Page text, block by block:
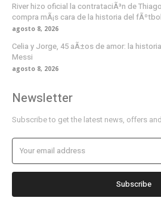
River hizo oficial la contrataciÃ³n de
compra mÃ¡s cara de la historia del
agosto 8, 2026
Celia y Jorge, 45 aÃ±os de amor: la
Messi
agosto 8, 2026
Newsletter
Subscribe to get the latest news, offers
Subscribe